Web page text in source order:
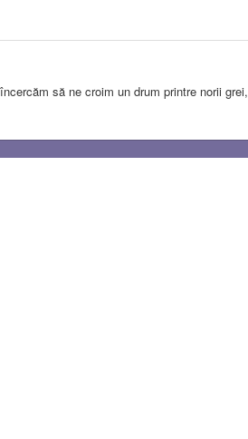
să ne croim un drum printre norii grei,